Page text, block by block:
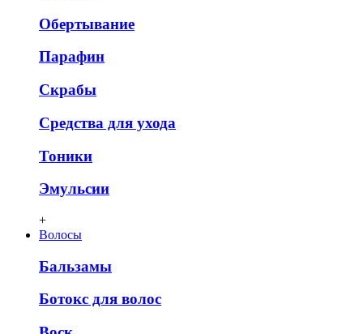
Обертывание
Парафин
Скрабы
Средства для ухода
Тоники
Эмульсии
+
Волосы
Бальзамы
Ботокс для волос